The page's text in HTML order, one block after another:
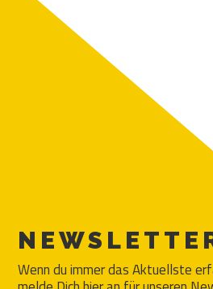
Wenn du immer das Aktuellste